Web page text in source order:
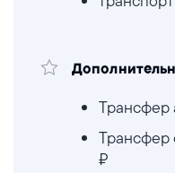
Трансфер
Трансфер
₽